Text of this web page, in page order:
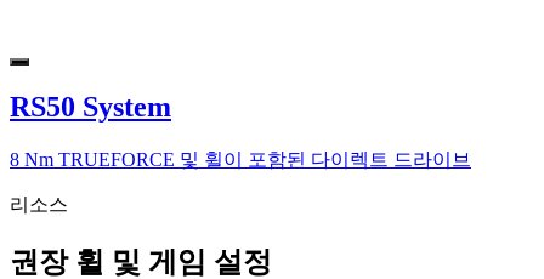
RS50 System
8 Nm TRUEFORCE 및 휠이 포함된 다이렉트 드라이브
리소스
권장 휠 및 게임 설정